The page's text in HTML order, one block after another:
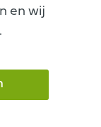
en wij